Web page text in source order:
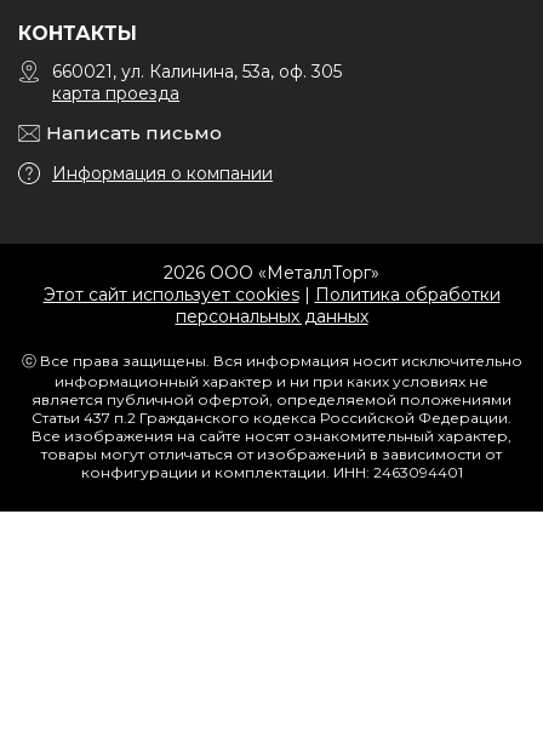
КОНТАКТЫ
660021, ул. Калинина, 53а, оф. 305
карта проезда
Написать письмо
Информация о компании
2026 ООО «МеталлТорг»
Этот сайт использует cookies| Политика обработки
персональных данных
ⓒ Все права защищены. Вся информация носит исключительно
информационный характер и ни при каких условиях не
является публичной офертой, определяемой положениями
Статьи 437 п.2 Гражданского кодекса Российской Федерации.
Все изображения на сайте носят ознакомительный характер,
товары могут отличаться от изображений в зависимости от
конфигурации и комплектации. ИНН: 2463094401